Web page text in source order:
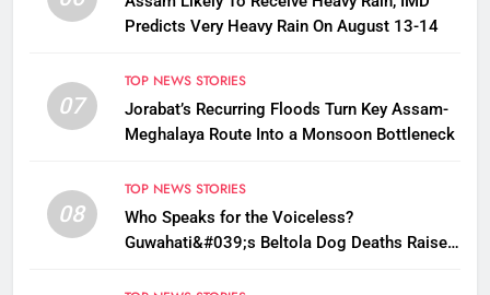
Predicts Very Heavy Rain On August 13-14
07
TOP NEWS STORIES
Jorabat’s Recurring Floods Turn Key Assam-
Meghalaya Route Into a Monsoon Bottleneck
08
TOP NEWS STORIES
Who Speaks for the Voiceless?
Guwahati&#039;s Beltola Dog Deaths Raise